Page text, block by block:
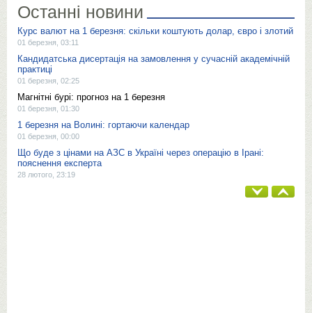
Останні новини
Курс валют на 1 березня: скільки коштують долар, євро і злотий
01 березня, 03:11
Кандидатська дисертація на замовлення у сучасній академічній
практиці
01 березня, 02:25
Магнітні бурі: прогноз на 1 березня
01 березня, 01:30
1 березня на Волині: гортаючи календар
01 березня, 00:00
Що буде з цінами на АЗС в Україні через операцію в Ірані:
пояснення експерта
28 лютого, 23:19